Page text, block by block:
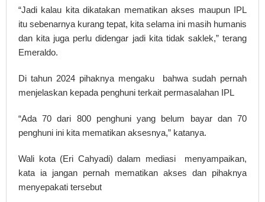
“Jadi kalau kita dikatakan mematikan akses maupun IPL
itu sebenarnya kurang tepat, kita selama ini masih humanis
dan kita juga perlu didengar jadi kita tidak saklek,” terang
Emeraldo.
Di tahun 2024 pihaknya mengaku bahwa sudah pernah
menjelaskan kepada penghuni terkait permasalahan IPL
“Ada 70 dari 800 penghuni yang belum bayar dan 70
penghuni ini kita mematikan aksesnya,” katanya.
Wali kota (Eri Cahyadi) dalam mediasi menyampaikan,
kata ia jangan pernah mematikan akses dan pihaknya
menyepakati tersebut